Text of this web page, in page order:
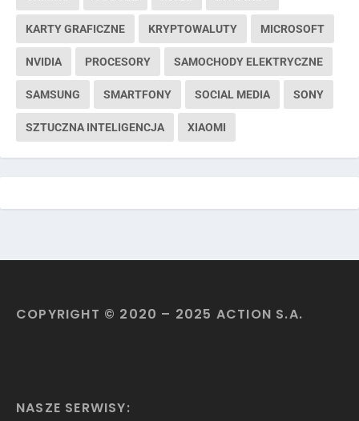
KARTY GRAFICZNE KRYPTOWALUTY MICROSOFT
NVIDIA PROCESORY SAMOCHODY ELEKTRYCZNE
SAMSUNG SMARTFONY SOCIAL MEDIA SONY
SZTUCZNA INTELIGENCJA XIAOMI
COPYRIGHT © 2020 – 2025 ACTION S.A.
NASZE SERWISY: